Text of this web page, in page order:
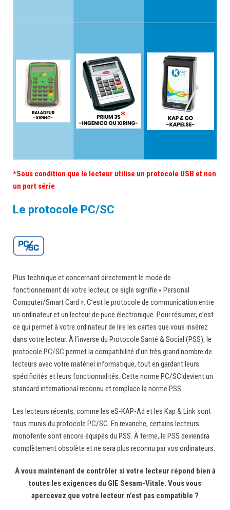
*Sous condition que le lecteur utilise un protocole USB et non
un port série
Le protocole PC/SC
Plus technique et concernant directement le mode de
fonctionnement de votre lecteur, ce sigle signifie « Personal
Computer/Smart Card ». C’est le protocole de communication entre
un ordinateur et un lecteur de puce électronique. Pour résumer, c’est
ce qui permet à votre ordinateur de lire les cartes que vous insérez
dans votre lecteur. À l’inverse du Protocole Santé & Social (PSS), le
protocole PC/SC permet la compatibilité d’un très grand nombre de
lecteurs avec votre matériel informatique, tout en gardant leurs
spécificités et leurs fonctionnalités. Cette norme PC/SC devient un
standard international reconnu et remplace la norme PSS.
Les lecteurs récents, comme les eS-KAP-Ad et les Kap & Link sont
tous munis du protocole PC/SC. En revanche, certains lecteurs
monofente sont encore équipés du PSS. À terme, le PSS deviendra
complètement obsolète et ne sera plus reconnu par vos ordinateurs.
À vous maintenant de contrôler si votre lecteur répond bien à
toutes les exigences du GIE Sesam-Vitale. Vous vous
apercevez que votre lecteur n’est pas compatible ?